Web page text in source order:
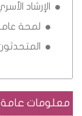
الإرشاد
لمحة
معلومات عامة